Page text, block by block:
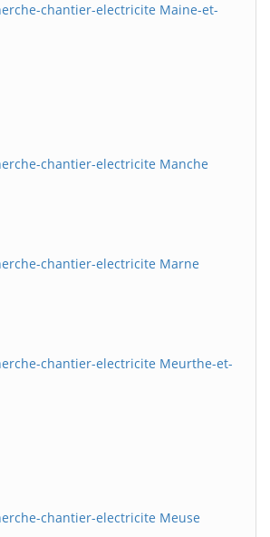
chantier-electricite Maine-et-
chantier-electricite Manche
chantier-electricite Marne
chantier-electricite Meurthe-et-
chantier-electricite Meuse